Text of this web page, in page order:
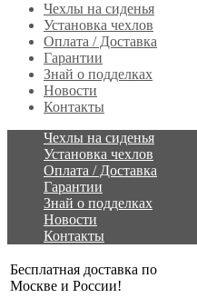
Чехлы на сиденья
Установка чехлов
Оплата / Доставка
Гарантии
Знай о подделках
Новости
Контакты
Чехлы на сиденья
Установка чехлов
Оплата / Доставка
Гарантии
Знай о подделках
Новости
Контакты
Бесплатная доставка по
Москве и России!